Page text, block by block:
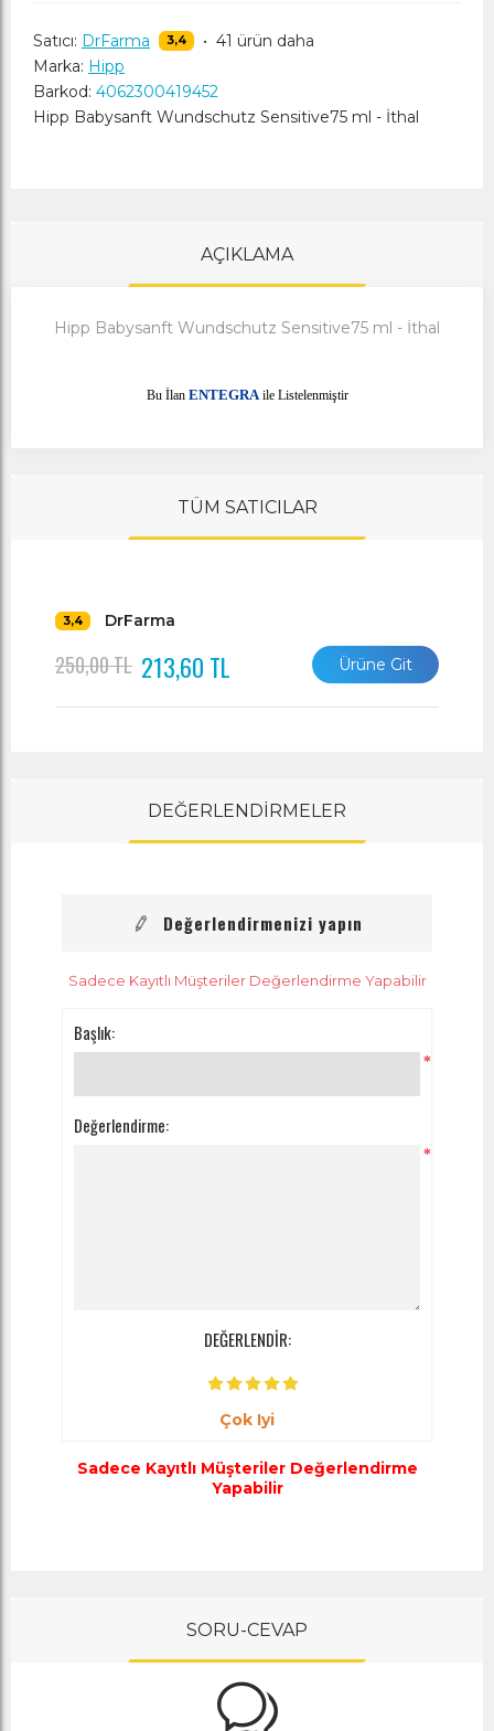
Satıcı: DrFarma 3,4 • 41 ürün daha
Marka: Hipp
Barkod: 4062300419452
Hipp Babysanft Wundschutz Sensitive75 ml - İthal
AÇIKLAMA
Hipp Babysanft Wundschutz Sensitive75 ml - İthal
Bu İlan ENTEGRAile Listelenmiştir
TÜM SATICILAR
3,4 DrFarma
250,00 TL 213,60 TL Ürüne Git
DEĞERLENDİRMELER
Değerlendirmenizi yapın
Sadece Kayıtlı Müşteriler Değerlendirme Yapabilir
Başlık:
*
Değerlendirme:
*
DEĞERLENDİR:
Çok Iyi
Sadece Kayıtlı Müşteriler Değerlendirme
Yapabilir
SORU-CEVAP